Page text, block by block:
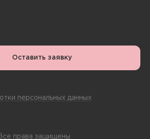
Оставить заявку
персональных данных
права защищены